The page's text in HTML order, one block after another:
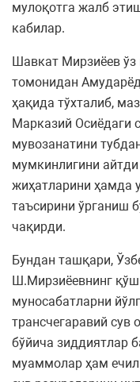
мулоқотга жалб
кабилар.
Шавкат Мирзиёев ўз
томонидан
ҳақида тўхталиб,
Марказий Осиёдаги
мувозанатини
мумкинлигини
жиҳатларини ҳамда
таъсирини ўрганиш
чақирди.
Бундан ташқари,
Ш.Мирзиёевнинг
муносабатларни
трансчегаравий
бўйича зиддиятлар
муаммолар ҳам